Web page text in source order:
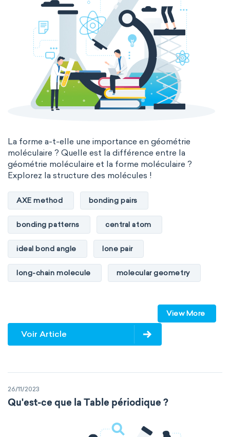
La forme a-t-elle une importance en géométrie
moléculaire ? Quelle est la différence entre la
géométrie moléculaire et la forme moléculaire ?
Explorez la structure des molécules !
AXE method bonding pairs
bonding patterns central atom
ideal bond angle lone pair
long-chain molecule molecular geometry
multiple central atoms non-polar
physical properties polarity
VSEPR
View More
Voir Article
26/11/2023
Qu'est-ce que la Table périodique ?